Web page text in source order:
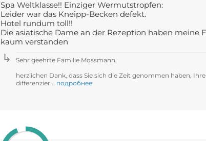
Spa Weltklasse!! Einziger Wermutstropfen:
Leider war das Kneipp-Becken defekt.
Hotel rundum toll!!
Die asiatische Dame an der Rezeption haben meine
kaum verstanden
Sehr geehrte Familie Mossmann,
herzlichen Dank, dass Sie sich die Zeit genommen haben,
differenzier... подробнее